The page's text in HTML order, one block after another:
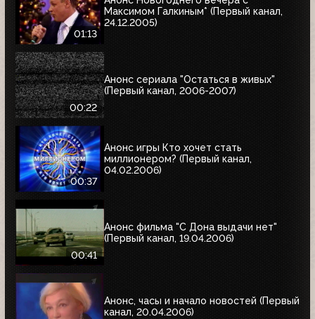
01:13
Максимом Галкиным* (Первый канал,
24.12.2005)
00:22
Анонс сериала "Остаться в живых"
(Первый канал, 2006-2007)
00:37
Анонс игры Кто хочет стать
миллионером? (Первый канал,
04.02.2006)
00:41
Анонс фильма "С Дона выдачи нет"
(Первый канал, 19.04.2006)
Анонс, часы и начало новостей (Первый
канал, 20.04.2006)